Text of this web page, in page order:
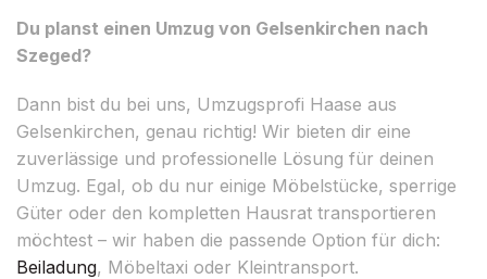
Du planst einen Umzug von Gelsenkirchen nach
Szeged?
Dann bist du bei uns, Umzugsprofi Haase aus
Gelsenkirchen, genau richtig! Wir bieten dir eine
zuverlässige und professionelle Lösung für deinen
Umzug. Egal, ob du nur einige Möbelstücke, sperrige
Güter oder den kompletten Hausrat transportieren
möchtest – wir haben die passende Option für dich:
Beiladung, Möbeltaxi oder Kleintransport.